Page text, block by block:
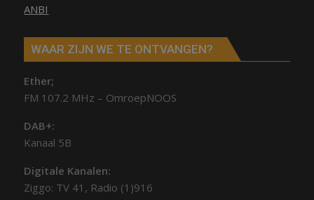
ANBI
WAAR ZIJN WE TE ONTVANGEN?
Ether;
FM 107.2 MHz – OmroepNOOS
DAB+:
Kanaal 5B
Digitale Kanalen:
Ziggo: TV 41, Radio (1)916